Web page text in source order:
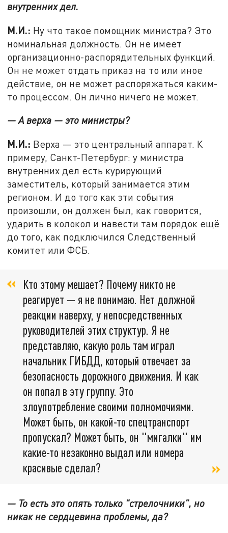
внутренних дел.
М.И.: Ну что такое помощник министра? Это
номинальная должность. Он не имеет
организационно-распорядительных функций.
Он не может отдать приказ на то или иное
действие, он не может распоряжаться каким-
то процессом. Он лично ничего не может.
— А верха — это министры?
М.И.: Верха — это центральный аппарат. К
примеру, Санкт-Петербург: у министра
внутренних дел есть курирующий
заместитель, который занимается этим
регионом. И до того как эти события
произошли, он должен был, как говорится,
ударить в колокол и навести там порядок ещё
до того, как подключился Следственный
комитет или ФСБ.
Кто этому мешает? Почему никто не
реагирует — я не понимаю. Нет должной
реакции наверху, у непосредственных
руководителей этих структур. Я не
представляю, какую роль там играл
начальник ГИБДД, который отвечает за
безопасность дорожного движения. И как
он попал в эту группу. Это
злоупотребление своими полномочиями.
Может быть, он какой-то спецтранспорт
пропускал? Может быть, он "мигалки" им
какие-то незаконно выдал или номера
красивые сделал?
— То есть это опять только "стрелочники", но
никак не сердцевина проблемы, да?